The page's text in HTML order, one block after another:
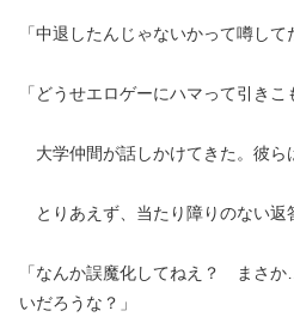
「中退したんじゃないかって噂して
「どうせエロゲーにハマって引きこ
大学仲間が話しかけてきた。彼ら
とりあえず、当たり障りのない返
「なんか誤魔化してねえ？ まさ
いだろうな？」